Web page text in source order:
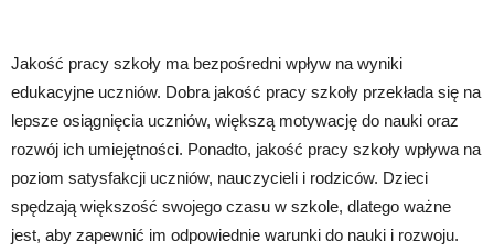
Jakość pracy szkoły ma bezpośredni wpływ na wyniki
edukacyjne uczniów. Dobra jakość pracy szkoły przekłada się na
lepsze osiągnięcia uczniów, większą motywację do nauki oraz
rozwój ich umiejętności. Ponadto, jakość pracy szkoły wpływa na
poziom satysfakcji uczniów, nauczycieli i rodziców. Dzieci
spędzają większość swojego czasu w szkole, dlatego ważne
jest, aby zapewnić im odpowiednie warunki do nauki i rozwoju.